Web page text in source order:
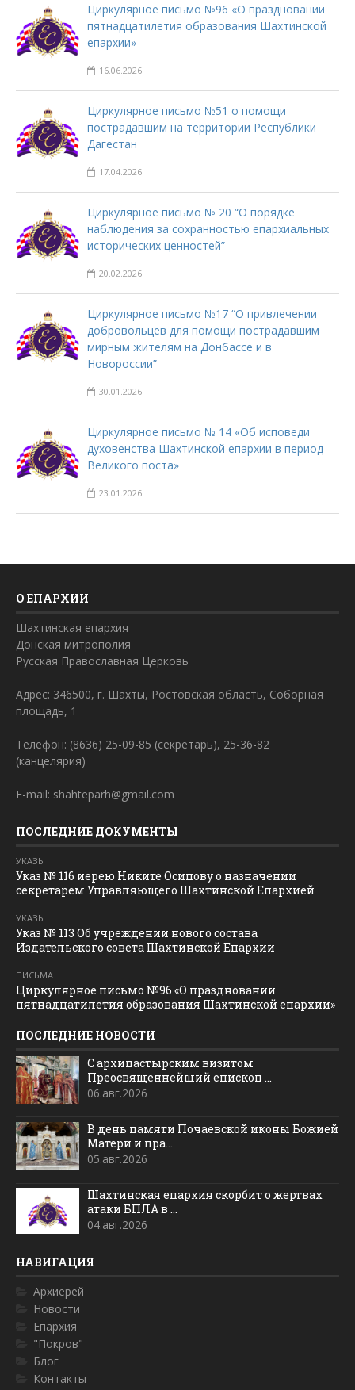
Циркулярное письмо №96 «О праздновании
пятнадцатилетия образования Шахтинской
епархии»
16.06.2026
Циркулярное письмо №51 о помощи
пострадавшим на территории Республики
Дагестан
17.04.2026
Циркулярное письмо № 20 “О порядке
наблюдения за сохранностью епархиальных
исторических ценностей”
20.02.2026
Циркулярное письмо №17 “О привлечении
добровольцев для помощи пострадавшим
мирным жителям на Донбассе и в
Новороссии”
30.01.2026
Циркулярное письмо № 14 «Об исповеди
духовенства Шахтинской епархии в период
Великого поста»
23.01.2026
О ЕПАРХИИ
Шахтинская епархия
Донская митрополия
Русская Православная Церковь
Адрес: 346500, г. Шахты, Ростовская область, Соборная
площадь, 1
Телефон: (8636) 25-09-85 (секретарь), 25-36-82
(канцелярия)
E-mail: shahteparh@gmail.com
ПОСЛЕДНИЕ ДОКУМЕНТЫ
УКАЗЫ
Указ № 116 иерею Никите Осипову о назначении
секретарем Управляющего Шахтинской Епархией
УКАЗЫ
Указ № 113 Об учреждении нового состава
Издательского совета Шахтинской Епархии
ПИСЬМА
Циркулярное письмо №96 «О праздновании
пятнадцатилетия образования Шахтинской епархии»
ПОСЛЕДНИЕ НОВОСТИ
С архипастырским визитом
Преосвященнейший епископ ...
06.авг.2026
В день памяти Почаевской иконы Божией
Матери и пра...
05.авг.2026
Шахтинская епархия скорбит о жертвах
атаки БПЛА в ...
04.авг.2026
НАВИГАЦИЯ
Архиерей
Новости
Епархия
"Покров"
Блог
Контакты